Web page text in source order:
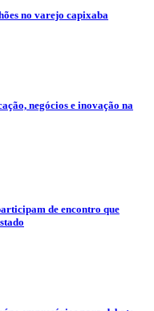
no varejo capixaba
negócios e inovação na
de encontro que